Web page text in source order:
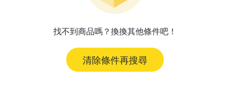
找不到商品嗎？換換其他條件吧！
清除條件再搜尋